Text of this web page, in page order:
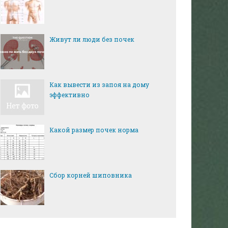
Живут ли люди без почек
Как вывести из запоя на дому
эффективно
Какой размер почек норма
Сбор корней шиповника